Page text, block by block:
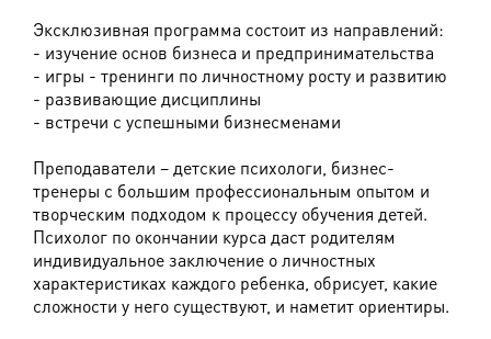
Эксклюзивная программа состоит из направлений:
- изучение основ бизнеса и предпринимательства
- игры - тренинги по личностному росту и развитию
- развивающие дисциплины
- встречи с успешными бизнесменами
Преподаватели – детские психологи, бизнес-
тренеры с большим профессиональным опытом и
творческим подходом к процессу обучения детей.
Психолог по окончании курса даст родителям
индивидуальное заключение о личностных
характеристиках каждого ребенка, обрисует, какие
сложности у него существуют, и наметит ориентиры.